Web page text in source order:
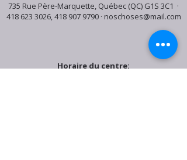
735 Rue Père-Marquette, Québec (QC) G1S 3C1 ·
418 623 3026,418 907 9790· noschoses@mail.com
Horaire du centre: